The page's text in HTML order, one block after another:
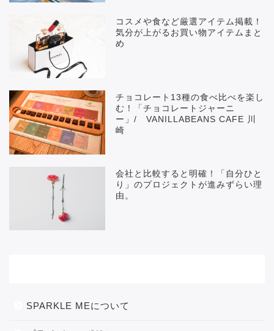
コスメや食など厳選アイテム掲載！
気分が上がるお買い物アイテムまと
め
チョコレート13種の食べ比べを楽し
む！「チョコレートジャーニ
ー」/ VANILLABEANS CAFE 川
崎
会社と比較すると明確！「自分ひと
り」のプロジェクトが進みずらい理
由。
SPARKLE MEについて